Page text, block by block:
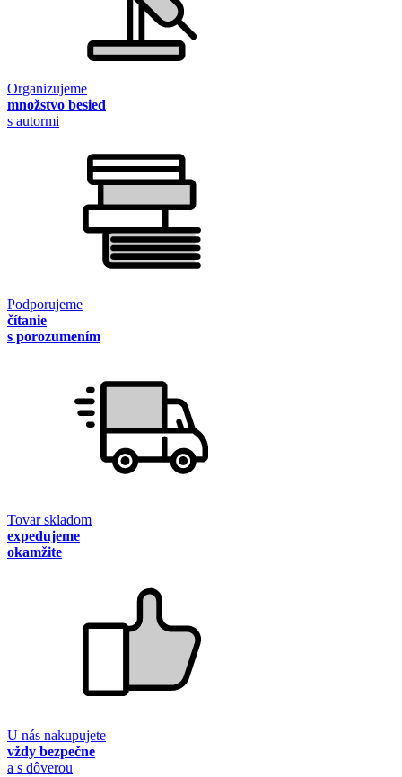
Organizujeme
množstvo besied
s autormi
Podporujeme
čítanie
s porozumením
Tovar skladom
expedujeme
okamžite
U nás nakupujete
vždy bezpečne
a s dôverou